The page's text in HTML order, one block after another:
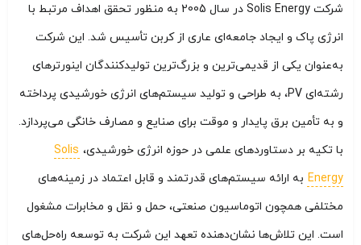
شرکت Solis Energy در سال 2005 به منظور تحقق اهداف مرتبط با
انرژی پاک و ایجاد جامعه‌ای عاری از کربن تأسیس شد. این شرکت
به‌عنوان یکی از قدیمی‌ترین و بزرگ‌ترین تولیدکنندگان اینورترهای
رشته‌ای PV، به طراحی و تولید سیستم‌های انرژی خورشیدی پرداخته
و به تأمین برق پایدار و موقت برای صنایع و مصارف خانگی می‌پردازد.
با تکیه بر دستاوردهای علمی در حوزه انرژی خورشیدی، Solis
Energy به ارائه سیستم‌های قدرتمند و قابل اعتماد در زمینه‌های
مختلفی همچون اتوماسیون صنعتی، حمل و نقل و مخابرات مشغول
است. این تلاش‌ها نشان‌دهنده تعهد این شرکت به توسعه راه‌حل‌های